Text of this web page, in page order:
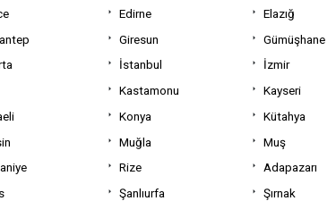
Edirne Elazığ
Giresun Gümüşhane
İstanbul İzmir
Kastamonu Kayseri
Konya Kütahya
Muğla Muş
Rize Adapazarı
Şanlıurfa Şırnak